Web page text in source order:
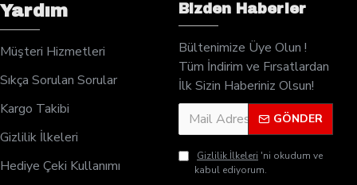
Yardım
Müşteri Hizmetleri
Sıkça Sorulan Sorular
Kargo Takibi
Gizlilik İlkeleri
Hediye Çeki Kullanımı
Bizden Haberler
Bültenimize Üye Olun !
Tüm İndirim ve Fırsatlardan
İlk Sizin Haberiniz Olsun!
GÖNDER
Gizlilik İlkeleri 'ni okudum ve
kabul ediyorum.